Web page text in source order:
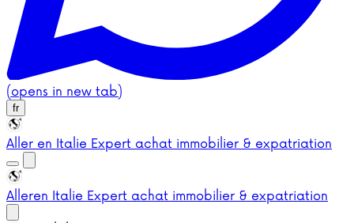
(opens in new tab)
fr
Aller en Italie Expert achat immobilier & expatriation
Alleren Italie Expert achat immobilier & expatriation